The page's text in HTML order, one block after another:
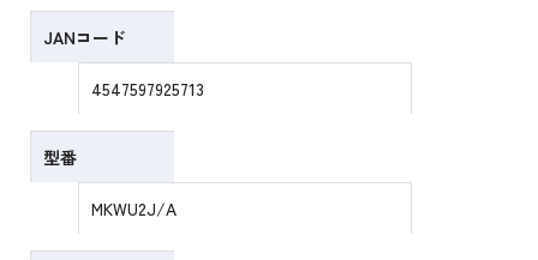
JANコード
4547597925713
型番
MKWU2J/A